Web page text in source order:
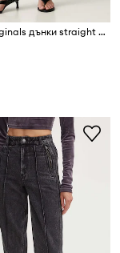
adidas Originals дънки straight дамски Firebird